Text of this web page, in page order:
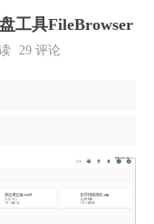
工具FileBrowser
29 评论